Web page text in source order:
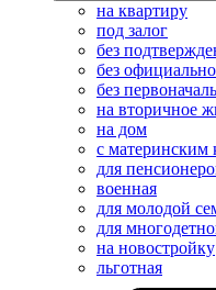
на квартиру
под залог
без
без
без
на вторичное
на дом
с материнским
для
военная
для молодой
для
на новостройку
льготная